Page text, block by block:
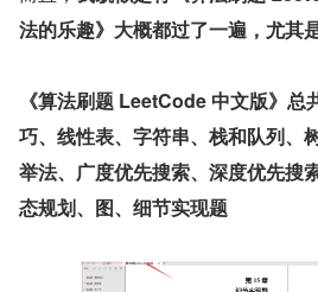
法的乐趣》大概都过了一遍，尤其
《算法刷题 LeetCode 中文版》总
巧、线性表、字符串、栈和队列、
举法、广度优先搜索、深度优先搜
态规划、图、细节实现题